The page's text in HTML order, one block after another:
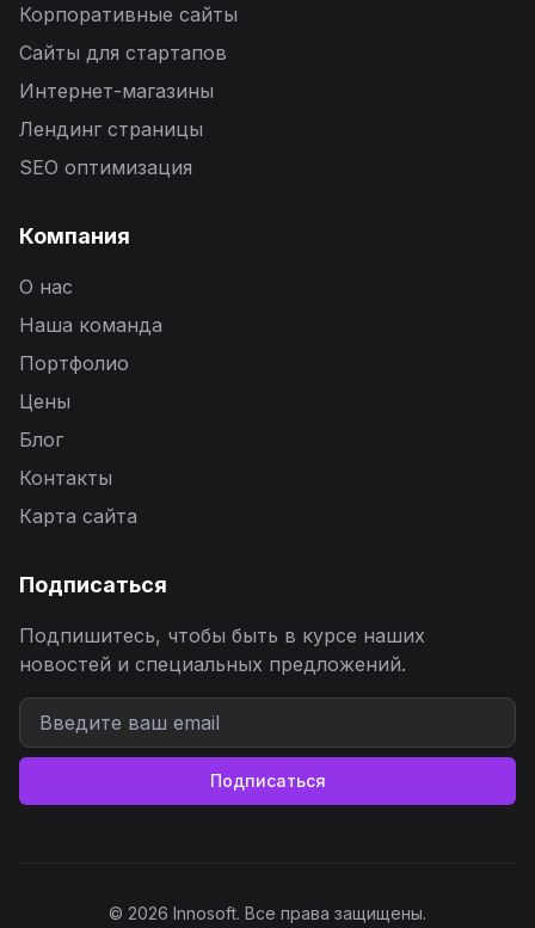
Корпоративные сайты
Сайты для стартапов
Интернет-магазины
Лендинг страницы
SEO оптимизация
Компания
О нас
Наша команда
Портфолио
Цены
Блог
Контакты
Карта сайта
Подписаться
Подпишитесь, чтобы быть в курсе наших
новостей и специальных предложений.
Подписаться
© 2026 Innosoft. Все права защищены.